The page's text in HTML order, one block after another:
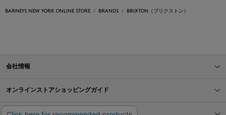
BARNEYS NEW YORK ONLINE STORE BRANDS BRIXTON（ブリクストン）
会社情報
オンラインストアショッピングガイド